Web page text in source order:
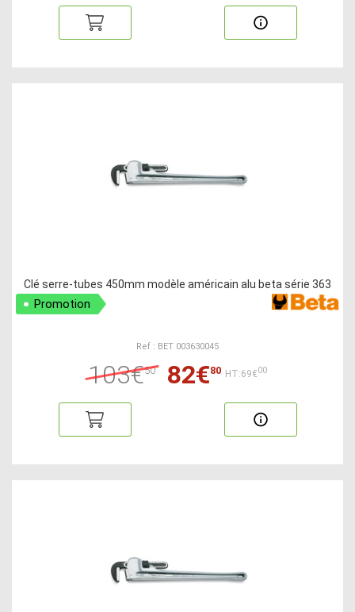
Clé serre-tubes 450mm modèle américain alu beta série 363
Promotion
Ref : BET 003630045
103€50 82€80 HT:69€00